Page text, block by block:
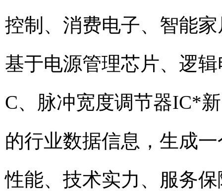
控制、消费电子、智能
基于电源管理芯片、逻
C、脉冲宽度调节器IC*
的行业数据信息，生成
性能、技术实力、服务